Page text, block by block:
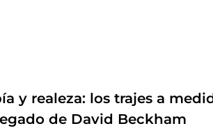
y realeza: los trajes a
de David Beckham